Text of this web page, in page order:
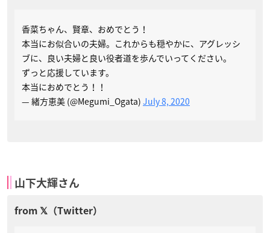
香菜ちゃん、賢章、おめでとう！
本当にお似合いの夫婦。これからも穏やかに、アグレッシ
ブに、良い夫婦と良い役者道を歩んでいってください。
ずっと応援しています。
本当におめでとう！！
— 緒方恵美 (@Megumi_Ogata) July 8, 2020
山下大輝さん